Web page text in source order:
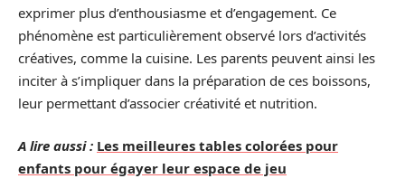
exprimer plus d’enthousiasme et d’engagement. Ce
phénomène est particulièrement observé lors d’activités
créatives, comme la cuisine. Les parents peuvent ainsi les
inciter à s’impliquer dans la préparation de ces boissons,
leur permettant d’associer créativité et nutrition.
A lire aussi : Les meilleures tables colorées pour
enfants pour égayer leur espace de jeu